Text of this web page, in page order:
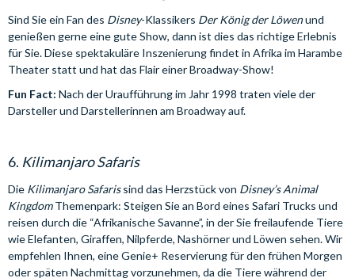
Sind Sie ein Fan des Disney-Klassikers Der König der Löwenund
genießen gerne eine gute Show, dann ist dies das richtige Erlebnis
für Sie. Diese spektakuläre Inszenierung findet in Afrika im Harambe
Theater statt und hat das Flair einer Broadway-Show!
Fun Fact: Nach der Uraufführung im Jahr 1998 traten viele der
Darsteller und Darstellerinnen am Broadway auf.
6. Kilimanjaro Safaris
Die Kilimanjaro Safarissind das Herzstück von Disney’s Animal
KingdomThemenpark: Steigen Sie an Bord eines Safari Trucks und
reisen durch die “Afrikanische Savanne”, in der Sie freilaufende Tiere
wie Elefanten, Giraffen, Nilpferde, Nashörner und Löwen sehen. Wir
empfehlen Ihnen, eine Genie+ Reservierung für den frühen Morgen
oder späten Nachmittag vorzunehmen, da die Tiere während der